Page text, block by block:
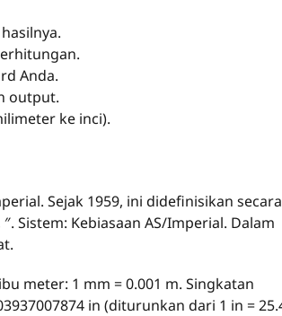
Anda.
output.
ke inci).
Sejak 1959, ini didefinisikan secara
Sistem: Kebiasaan AS/Imperial. Dalam
meter: 1 mm = 0.001 m. Singkatan
in (diturunkan dari 1 in =